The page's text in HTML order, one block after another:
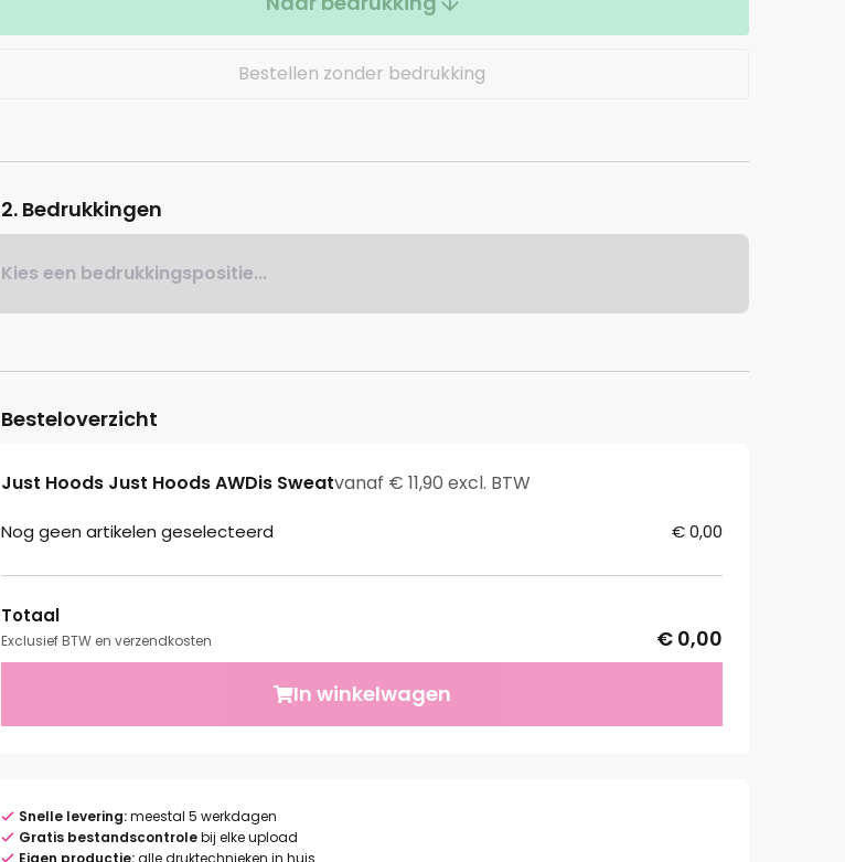
Bestellen zonder bedrukking
2. Bedrukkingen
Kies een bedrukkingspositie...
Besteloverzicht
Just Hoods Just Hoods AWDis Sweatvanaf € 11,90 excl. BTW
Nog geen artikelen geselecteerd € 0,00
Totaal
Exclusief BTW en verzendkosten
€ 0,00
In winkelwagen
Snelle levering:meestal 5 werkdagen
Gratis bestandscontrolebij elke upload
Eigen productie:alle druktechnieken in huis